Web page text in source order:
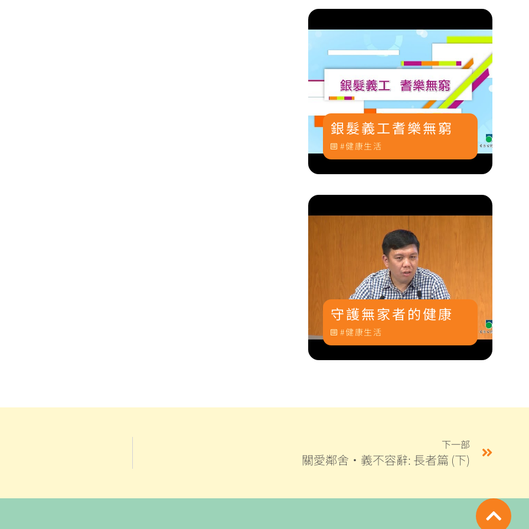
銀髮義工耆樂無窮
健康生活
守護無家者的健康
健康生活
下一部
關愛鄰舍‧義不容辭: 長者篇 (下)